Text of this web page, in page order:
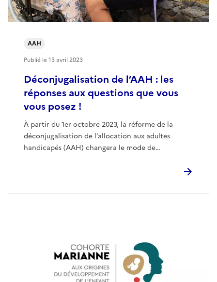
Déconjugalisation de l’AAH : les
réponses aux questions que vous
vous posez !
À partir du 1er octobre 2023, la réforme de la
déconjugalisation de l’allocation aux adultes
handicapés (AAH) changera le mode de…
AAH
Publié le13 avril 2023